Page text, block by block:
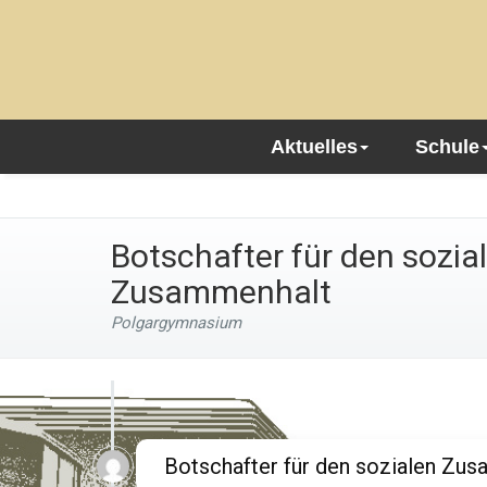
Aktuelles Schule
Botschafter für den
Zusammenhalt
Polgargymnasium
Botschafter für den sozialen